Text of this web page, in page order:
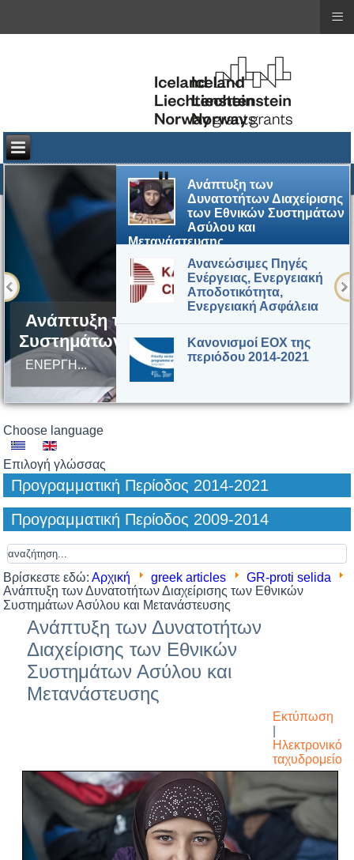
Ανάπτυξη των Δυνατοτήτων
Συστημάτων Ασύλου και
ΕΝΕΡΓΗ...
Ανάπτυξη των
Δυνατοτήτων Διαχείρισης
των Εθνικών Συστημάτων
Ασύλου και
Μετανάστευσης
Ανανεώσιμες Πηγές
Ενέργειας, Ενεργειακή
Αποδοτικότητα,
Ενεργειακή Ασφάλεια
Κανονισμοί ΕΟΧ της
περιόδου 2014-2021
Choose language
Επιλογή γλώσσας
Προγραμματική Περίοδος 2014-2021
Προγραμματική Περίοδος 2009-2014
Βρίσκεστε εδώ: Αρχική greek articles
GR-proti selida
Ανάπτυξη των Δυνατοτήτων Διαχείρισης των Εθνικών
Συστημάτων Ασύλου και Μετανάστευσης
Ανάπτυξη των Δυνατοτήτων
Διαχείρισης των Εθνικών
Συστημάτων Ασύλου και
Μετανάστευσης
Εκτύπωση
Ηλεκτρονικό
ταχυδρομείο
≡
≡